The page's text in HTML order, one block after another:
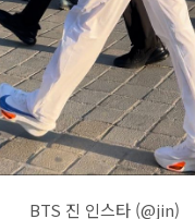
BTS 진 인스타 (@jin)